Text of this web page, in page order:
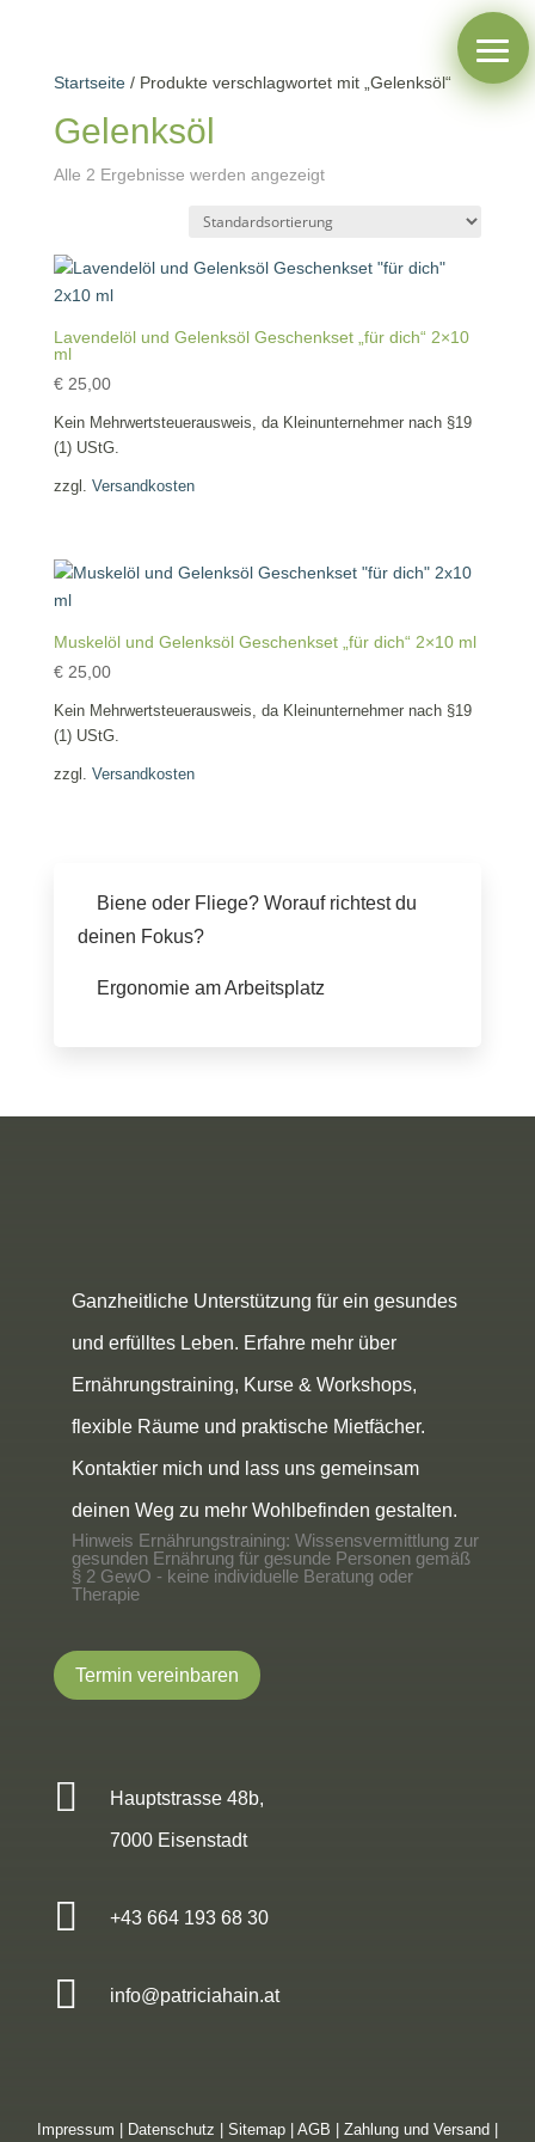
Startseite/ Produkte verschlagwortet mit „Gelenksöl“
Gelenksöl
Alle 2 Ergebnisse werden angezeigt
Lavendelöl und Gelenksöl Geschenkset „für dich“ 2×10
ml
€25,00
Kein Mehrwertsteuerausweis, da Kleinunternehmer nach §19
(1) UStG.
zzgl. Versandkosten
Muskelöl und Gelenksöl Geschenkset „für dich“ 2×10 ml
€25,00
Kein Mehrwertsteuerausweis, da Kleinunternehmer nach §19
(1) UStG.
zzgl. Versandkosten
Biene oder Fliege? Worauf richtest du
deinen Fokus?
Ergonomie am Arbeitsplatz
Ganzheitliche Unterstützung für ein gesundes
und erfülltes Leben. Erfahre mehr über
Ernährungstraining, Kurse & Workshops,
flexible Räume und praktische Mietfächer.
Kontaktier mich und lass uns gemeinsam
deinen Weg zu mehr Wohlbefinden gestalten.
Hinweis Ernährungstraining: Wissensvermittlung zur
gesunden Ernährung für gesunde Personen gemäß
§ 2 GewO - keine individuelle Beratung oder
Therapie
Termin vereinbaren
 Hauptstrasse 48b,
7000 Eisenstadt
 +43 664 193 68 30
 info@patriciahain.at
Impressum Datenschutz Sitemap AGB Zahlung und Versand